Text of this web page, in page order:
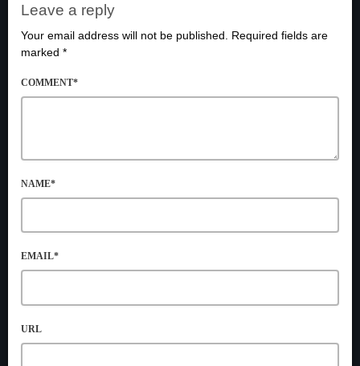
Leave a reply
Your email address will not be published. Required fields are
marked *
COMMENT*
NAME*
EMAIL*
URL